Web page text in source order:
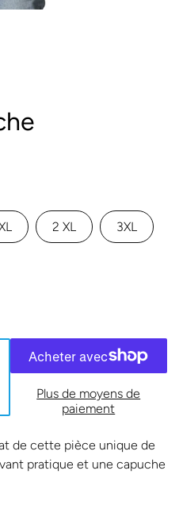
2 XL 3XL
Plus de moyens de
paiement
de cette pièce unique de
pratique et une capuche